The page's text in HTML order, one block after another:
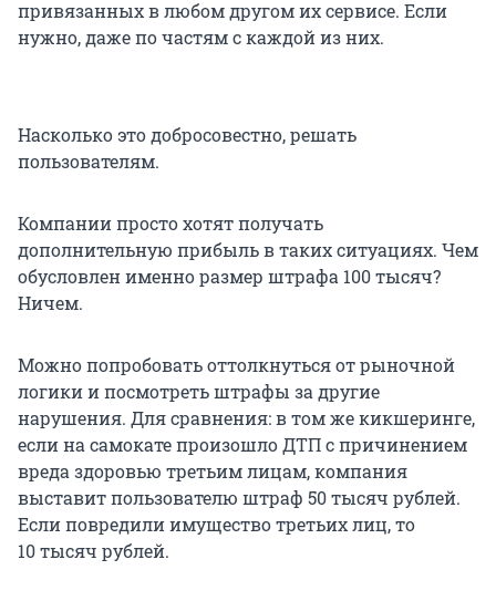
привязанных в любом другом их сервисе. Если
нужно, даже по частям с каждой из них.
Насколько это добросовестно, решать
пользователям.
Компании просто хотят получать
дополнительную прибыль в таких ситуациях. Чем
обусловлен именно размер штрафа 100 тысяч?
Ничем.
Можно попробовать оттолкнуться от рыночной
логики и посмотреть штрафы за другие
нарушения. Для сравнения: в том же кикшеринге,
если на самокате произошло ДТП с причинением
вреда здоровью третьим лицам, компания
выставит пользователю штраф 50 тысяч рублей.
Если повредили имущество третьих лиц, то
10 тысяч рублей.